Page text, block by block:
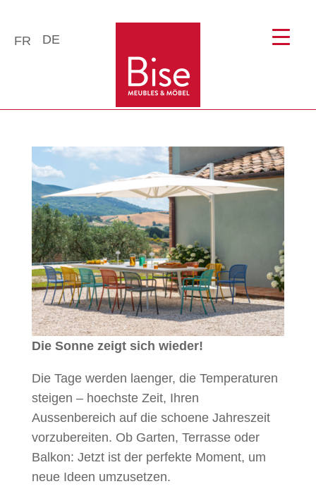
FR DE
Die Sonne zeigt sich wieder!
Die Tage werden laenger, die Temperaturen
steigen – hoechste Zeit, Ihren
Aussenbereich auf die schoene Jahreszeit
vorzubereiten. Ob Garten, Terrasse oder
Balkon: Jetzt ist der perfekte Moment, um
neue Ideen umzusetzen.